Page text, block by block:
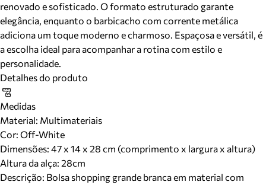
renovado e sofisticado. O formato estruturado garante
elegância, enquanto o barbicacho com corrente metálica
adiciona um toque moderno e charmoso. Espaçosa e versátil, é
a escolha ideal para acompanhar a rotina com estilo e
personalidade.
Detalhes do produto
Medidas
Material: Multimateriais
Cor: Off-White
Dimensões: 47 x 14 x 28 cm (comprimento x largura x altura)
Altura da alça: 28cm
Descrição: Bolsa shopping grande branca em material com